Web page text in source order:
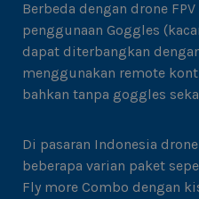
Berbeda dengan drone
penggunaan Goggles
dapat diterbangkan
menggunakan remote
bahkan tanpa goggles
Di pasaran Indonesia
beberapa varian paket
Fly more Combo dengan